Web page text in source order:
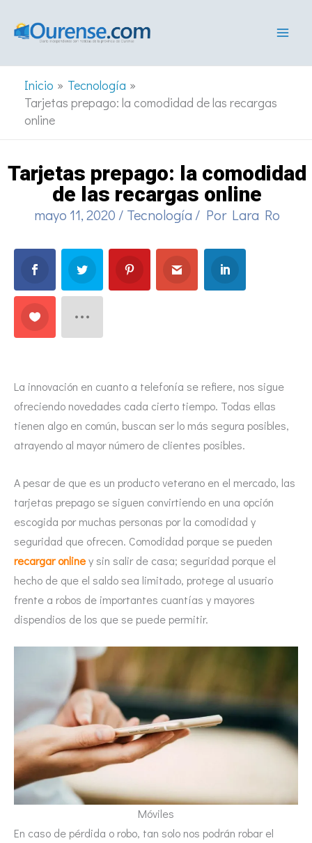
Inicio
Tecnología
Tarjetas prepago: la comodidad de las recargas
online
Tarjetas prepago: la comodidad
de las recargas online
mayo 11, 2020 / Tecnología / Por Lara Ro
La innovación en cuanto a telefonía se refiere, nos sigue
ofreciendo novedades cada cierto tiempo. Todas ellas
tienen algo en común, buscan ser lo más segura posibles,
atrayendo al mayor número de clientes posibles.
A pesar de que es un producto veterano en el mercado, las
tarjetas prepago se siguen convirtiendo en una opción
escogida por muchas personas por la comodidad y
seguridad que ofrecen. Comodidad porque se pueden
recargar onliney sin salir de casa; seguridad porque el
hecho de que el saldo sea limitado, protege al usuario
frente a robos de importantes cuantías y mayores
dispendios de los que se puede permitir.
Móviles
En caso de pérdida o robo, tan solo nos podrán robar el